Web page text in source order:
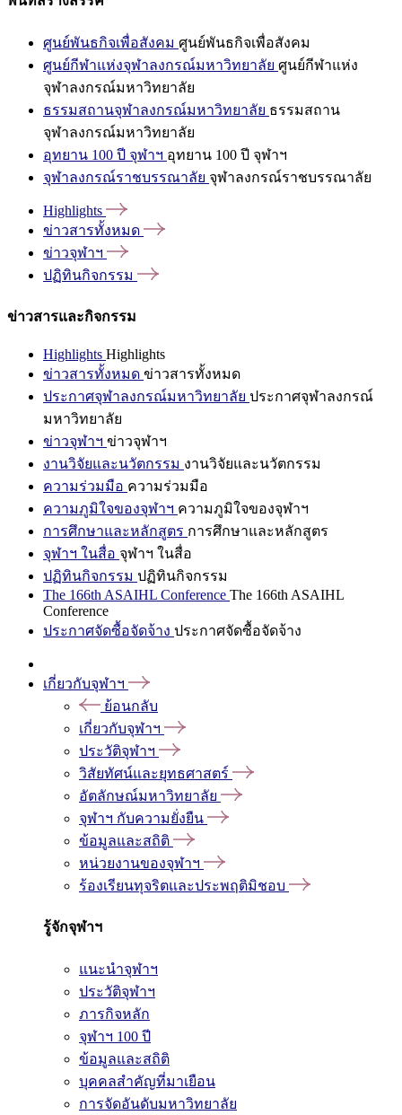
ศูนย์พันธกิจเพื่อสังคม ศูนย์พันธกิจเพื่อสังคม
ศูนย์กีฬาแห่งจุฬาลงกรณ์มหาวิทยาลัย ศูนย์กีฬาแห่ง
จุฬาลงกรณ์มหาวิทยาลัย
ธรรมสถานจุฬาลงกรณ์มหาวิทยาลัย ธรรมสถาน
จุฬาลงกรณ์มหาวิทยาลัย
อุทยาน 100 ปี จุฬาฯ อุทยาน 100 ปี จุฬาฯ
จุฬาลงกรณ์ราชบรรณาลัย จุฬาลงกรณ์ราชบรรณาลัย
Highlights
ข่าวสารทั้งหมด
ข่าวจุฬาฯ
ปฏิทินกิจกรรม
ข่าวสารและกิจกรรม
Highlights Highlights
ข่าวสารทั้งหมด ข่าวสารทั้งหมด
ประกาศจุฬาลงกรณ์มหาวิทยาลัย ประกาศจุฬาลงกรณ์
มหาวิทยาลัย
ข่าวจุฬาฯ ข่าวจุฬาฯ
งานวิจัยและนวัตกรรม งานวิจัยและนวัตกรรม
ความร่วมมือ ความร่วมมือ
ความภูมิใจของจุฬาฯ ความภูมิใจของจุฬาฯ
การศึกษาและหลักสูตร การศึกษาและหลักสูตร
จุฬาฯ ในสื่อ จุฬาฯ ในสื่อ
ปฏิทินกิจกรรม ปฏิทินกิจกรรม
The 166th ASAIHL Conference The 166th ASAIHL
Conference
ประกาศจัดซื้อจัดจ้าง ประกาศจัดซื้อจัดจ้าง
เกี่ยวกับจุฬาฯ
ย้อนกลับ
เกี่ยวกับจุฬาฯ
ประวัติจุฬาฯ
วิสัยทัศน์และยุทธศาสตร์
อัตลักษณ์มหาวิทยาลัย
จุฬาฯ กับความยั่งยืน
ข้อมูลและสถิติ
หน่วยงานของจุฬาฯ
ร้องเรียนทุจริตและประพฤติมิชอบ
รู้จักจุฬาฯ
แนะนำจุฬาฯ
ประวัติจุฬาฯ
ภารกิจหลัก
จุฬาฯ 100 ปี
ข้อมูลและสถิติ
บุคคลสำคัญที่มาเยือน
การจัดอันดับมหาวิทยาลัย